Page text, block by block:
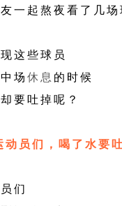
起熬夜看了几场
些球员
场休息 的时候
吐掉呢？
员们，喝了水要
们